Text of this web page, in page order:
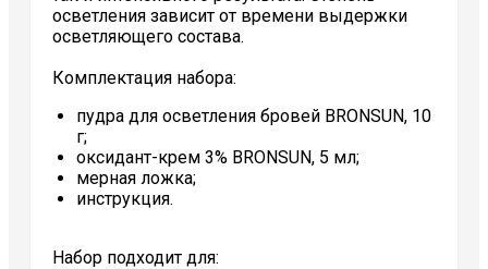
осветления зависит от времени выдержки
осветляющего состава.
Комплектация набора:
пудра для осветления бровей BRONSUN, 10
г;
оксидант-крем 3% BRONSUN, 5 мл;
мерная ложка;
инструкция.
Набор подходит для: